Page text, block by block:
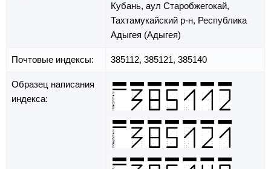
Кубань, аул Старобжегокай,
Тахтамукайский р-н, Республика
Адыгея (Адыгея)
Почтовые индексы: 385112, 385121, 385140
Образец написания
индекса: